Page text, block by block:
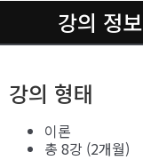
강의 정보
강의 형태
이론
총 8강 (2개월)